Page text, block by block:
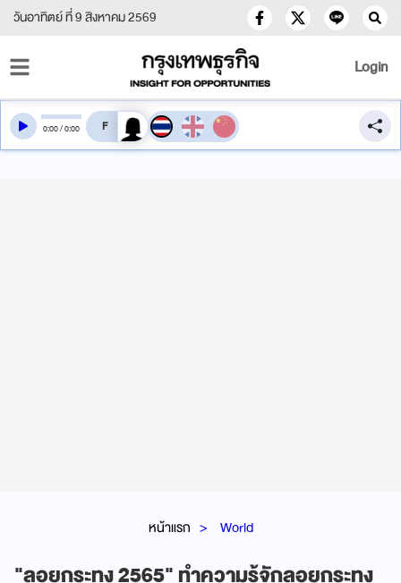
วันอาทิตย์ ที่ 9 สิงหาคม 2569
Login
หน้าแรก World
"ลอยกระทง 2565" ทำความรู้จักลอยกระทง
0:00/0:00 สลับเสียงอ่าน